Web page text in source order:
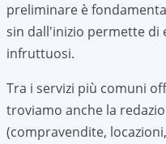
preliminare è
sin dall'inizio permette di
infruttuosi.
Tra i servizi più comuni
troviamo anche la
(compravendite,